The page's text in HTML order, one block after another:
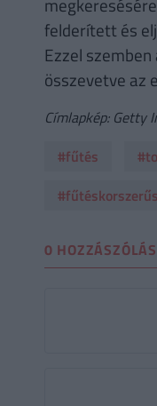
felderített és
Ezzel
összevetve az
Címlapkép: Getty
#fűtés
0 HOZZÁSZÓLÁS